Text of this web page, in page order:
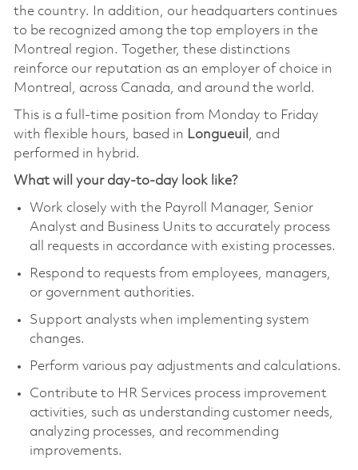
the country. In addition, our headquarters continues
to be recognized among the top employers in the
Montreal region. Together, these distinctions
reinforce our reputation as an employer of choice in
Montreal, across Canada, and around the world.
This is a full-time position from Monday to Friday
with flexible hours, based in Longueuil , and
performed in hybrid.
What will your day-to-day look like?
Work closely with the Payroll Manager, Senior
Analyst and Business Units to accurately process
all requests in accordance with existing processes.
Respond to requests from employees, managers,
or government authorities.
Support analysts when implementing system
changes.
Perform various pay adjustments and calculations.
Contribute to HR Services process improvement
activities, such as understanding customer needs,
analyzing processes, and recommending
improvements.